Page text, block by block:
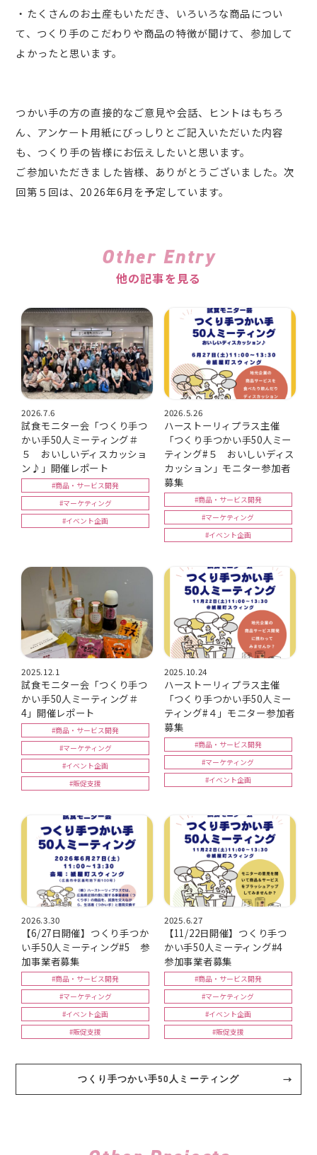
・たくさんのお土産もいただき、いろいろな商品につい
て、つくり手のこだわりや商品の特徴が聞けて、参加して
よかったと思います。
つかい手の方の直接的なご意見や会話、ヒントはもちろ
ん、アンケート用紙にびっしりとご記入いただいた内容
も、つくり手の皆様にお伝えしたいと思います。
ご参加いただきました皆様、ありがとうございました。次
回第５回は、2026年6月を予定しています。
Other Entry
他の記事を見る
2026.7.6
試食モニター会「つくり手つ
かい手50人ミーティング＃
５ おいしいディスカッショ
ン♪」開催レポート
#商品・サービス開発
#マーケティング
#イベント企画
2026.5.26
ハーストーリィプラス主催
「つくり手つかい手50人ミー
ティング#５ おいしいディス
カッション」モニター参加者
募集
#商品・サービス開発
#マーケティング
#イベント企画
2025.12.1
試食モニター会「つくり手つ
かい手50人ミーティング＃
4」開催レポート
#商品・サービス開発
#マーケティング
#イベント企画
#販促支援
2025.10.24
ハーストーリィプラス主催
「つくり手つかい手50人ミー
ティング#４」モニター参加者
募集
#商品・サービス開発
#マーケティング
#イベント企画
2026.3.30
【6/27日開催】つくり手つか
い手50人ミーティング#5 参
加事業者募集
#商品・サービス開発
#マーケティング
#イベント企画
#販促支援
2025.6.27
【11/22日開催】つくり手つ
かい手50人ミーティング#4
参加事業者募集
#商品・サービス開発
#マーケティング
#イベント企画
#販促支援
つくり手つかい手50人ミーティング